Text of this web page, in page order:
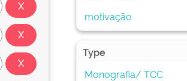
motivação
Type
Monografia/ TCC